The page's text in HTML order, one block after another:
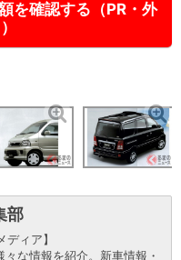
を確認する（PR・外
部
ィア】
な情報を紹介。新車情報・